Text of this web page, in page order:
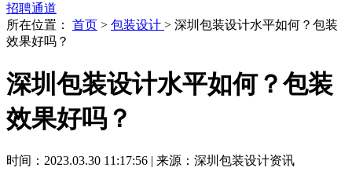
招聘通道
所在位置： 首页 > 包装设计 > 深圳包装设计水平如何？包装
效果好吗？
深圳包装设计水平如何？包装
效果好吗？
时间：2023.03.30 11:17:56 | 来源：深圳包装设计资讯